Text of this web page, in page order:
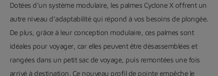
Dotées d’un système modulaire, les palmes Cyclone X offrent un
autre niveau d’adaptabilité qui répond à vos besoins de plongée.
De plus, grâce à leur conception modulaire, ces palmes sont
idéales pour voyager, car elles peuvent être désassemblées et
rangées dans un petit sac de voyage, puis remontées une fois
arrivé à destination. Ce nouveau profil de pointe empêche le